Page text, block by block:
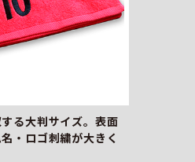
る大判サイズ。表面
・ロゴ刺繍が大きく